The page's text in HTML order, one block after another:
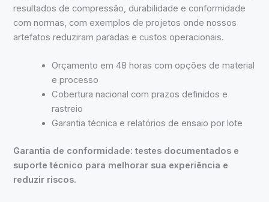
resultados de compressão, durabilidade e conformidade
com normas, com exemplos de projetos onde nossos
artefatos reduziram paradas e custos operacionais.
Orçamento em 48 horas com opções de material
e processo
Cobertura nacional com prazos definidos e
rastreio
Garantia técnica e relatórios de ensaio por lote
Garantia de conformidade: testes documentados e
suporte técnico para melhorar sua experiência e
reduzir riscos.